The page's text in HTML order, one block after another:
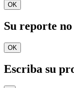
OK
Su reporte
OK
Escriba su